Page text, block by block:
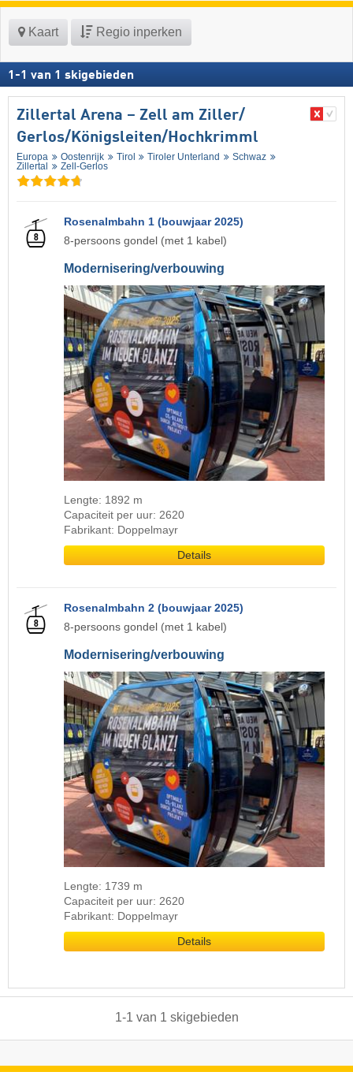
Kaart Regio inperken
1 -1 van 1 skigebieden
Zillertal Arena – Zell am Ziller/​
Gerlos/​Königsleiten/​Hochkrimml
Europa Oostenrijk Tirol Tiroler Unterland
Schwaz
Zillertal
Zell-Gerlos
Rosenalmbahn 1 (bouwjaar 2025)
8-persoons gondel (met 1 kabel)
Modernisering/verbouwing
Lengte: 1892 m
Capaciteit per uur: 2620
Fabrikant: Doppelmayr
Details
Rosenalmbahn 2 (bouwjaar 2025)
8-persoons gondel (met 1 kabel)
Modernisering/verbouwing
Lengte: 1739 m
Capaciteit per uur: 2620
Fabrikant: Doppelmayr
Details
1-1 van 1 skigebieden